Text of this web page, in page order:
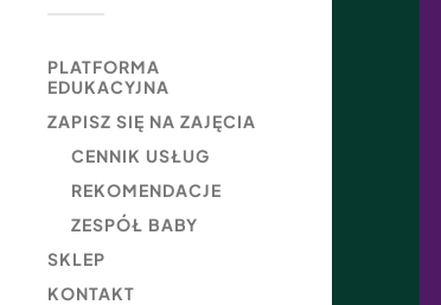
PLATFORMA
EDUKACYJNA
ZAPISZ SIĘ NA ZAJĘCIA
CENNIK USŁUG
REKOMENDACJE
ZESPÓŁ BABY
SKLEP
KONTAKT